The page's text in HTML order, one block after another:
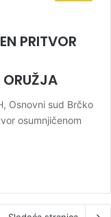
PRITVOR
Osnovni sud Brčko
osumnjičenom